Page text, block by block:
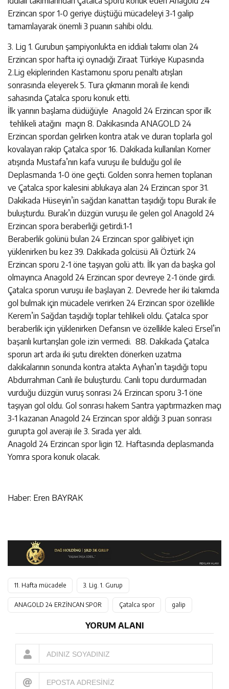
Erzincan spor 1-0 geriye düştüğü mücadeleyi 3-1 galip
tamamlayarak önemli 3 puanın sahibi oldu.
3. Lig 1. Gurubun şampiyonlukta en iddialı takımı olan 24
Erzincan spor hafta içi oynadığı Ziraat Türkiye Kupasında
2.Lig ekiplerinden Kastamonu sporu penaltı atışları
sonrasında eleyerek 5. Tura çıkmanın morali ile kendi
sahasında Çatalca sporu konuk etti.
İlk yarının başlama düdüğüyle Anagold 24 Erzincan spor ilk
tehlikeli atağını maçın 8. Dakikasında ANAGOLD 24
Erzincan spordan gelirken kontra atak ve duran toplarla gol
kovalayan rakip Çatalca spor 16. Dakikada kullanılan Korner
atışında Mustafa’nın kafa vuruşu ile bulduğu gol ile
Deplasmanda 1-0 öne geçti. Golden sonra hemen toplanan
ve Çatalca spor kalesini ablukaya alan 24 Erzincan spor 31.
Dakikada Hüseyin’in sağdan kanattan taşıdığı topu Burak ile
buluşturdu. Burak’ın düzgün vuruşu ile gelen gol Anagold 24
Erzincan spora beraberliği getirdi.1-1
Beraberlik golünü bulan 24 Erzincan spor galibiyet için
yüklenirken bu kez 39. Dakikada golcüsü Ali Öztürk 24
Erzincan sporu 2-1 öne taşıyan golü attı. İlk yarı da başka gol
olmayınca Anagold 24 Erzincan spor devreye 2-1 önde girdi.
Çatalca sporun vuruşu ile başlayan 2. Devrede her iki takımda
gol bulmak için mücadele verirken 24 Erzincan spor özellikle
Kerem’in Sağdan taşıdığı toplar tehlikeli oldu. Çatalca spor
beraberlik için yüklenirken Defansın ve özellikle kaleci Ersel’in
başarılı kurtarışları gole izin vermedi. 88. Dakikada Çatalca
sporun art arda iki şutu direkten dönerken uzatma
dakikalarının sonunda kontra atakta Ayhan’ın taşıdığı topu
Abdurrahman Canlı ile buluşturdu. Canlı topu durdurmadan
vurduğu düzgün vuruş sonrası 24 Erzincan sporu 3-1 öne
taşıyan gol oldu. Gol sonrası hakem Santra yaptırmazken maçı
3-1 kazanan Anagold 24 Erzincan spor aldığı 3 puan sonrası
gurupta gol averajı ile 3. Sırada yer aldı.
Anagold 24 Erzincan spor ligin 12. Haftasında deplasmanda
Yomra spora konuk olacak.
Haber: Eren BAYRAK
11. Hafta mücadele 3. Lig. 1. Gurup
ANAGOLD 24 ERZİNCAN SPOR Çatalca spor galip
YORUM ALANI